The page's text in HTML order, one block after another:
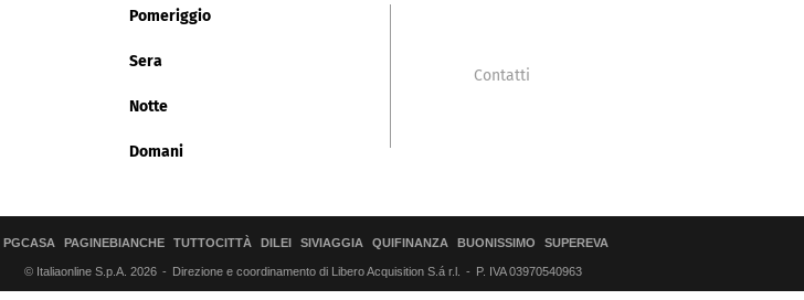
Pomeriggio
Sera
Notte
Domani
Contatti
PGCASA PAGINEBIANCHE TUTTOCITTÀ DILEI SIVIAGGIA QUIFINANZA BUONISSIMO SUPEREVA
© Italiaonline S.p.A. 2026 Direzione e coordinamento di Libero Acquisition S.á r.l. P. IVA 03970540963